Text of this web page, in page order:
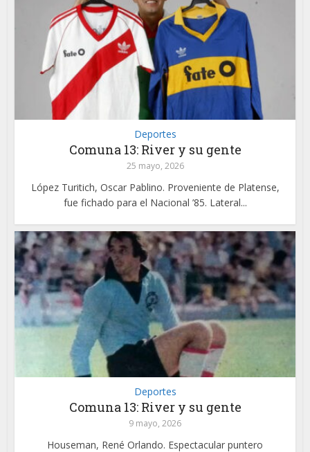
Deportes
Comuna 13: River y su gente
25 mayo, 2026
López Turitich, Oscar Pablino. Proveniente de Platense,
fue fichado para el Nacional ’85. Lateral...
Deportes
Comuna 13: River y su gente
9 mayo, 2026
Houseman, René Orlando. Espectacular puntero